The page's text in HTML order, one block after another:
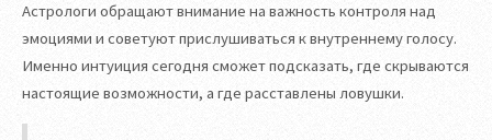
Астрологи обращают внимание на важность контроля над
эмоциями и советуют прислушиваться к внутреннему голосу.
Именно интуиция сегодня сможет подсказать, где скрываются
настоящие возможности, а где расставлены ловушки.